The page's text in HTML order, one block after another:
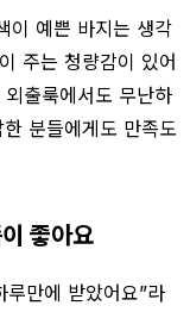
이 예쁜 바지는 생각
주는 청량감이 있어
출룩에서도 무난하
분들에게도 만족도
좋아요
만에 받았어요”라